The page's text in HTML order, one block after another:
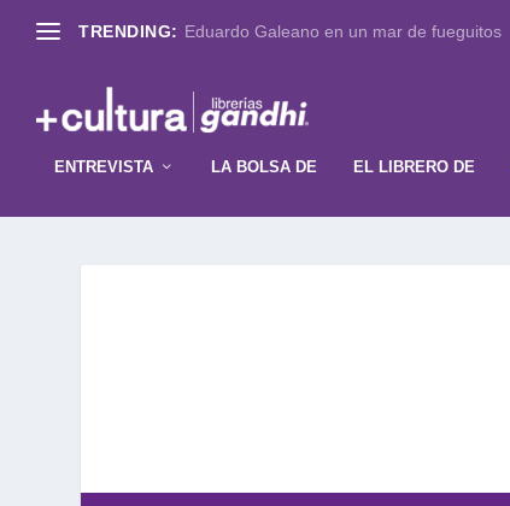
TRENDING: Eduardo Galeano en un mar de fueguitos
ENTREVISTA LA BOLSA DE EL LIBRERO DE